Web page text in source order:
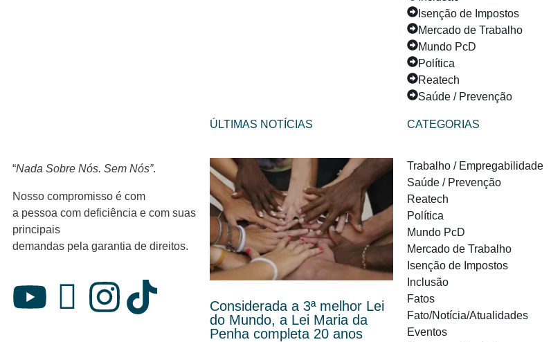
Isenção de Impostos
Mercado de Trabalho
Mundo PcD
Política
Reatech
Saúde / Prevenção
“Nada Sobre Nós. Sem Nós”.
Nosso compromisso é com
a pessoa com deficiência e com suas
principais
demandas pela garantia de direitos.
ÚLTIMAS NOTÍCIAS
Considerada a 3ª melhor Lei
do Mundo, a Lei Maria da
Penha completa 20 anos
CATEGORIAS
Trabalho / Empregabilidade
Saúde / Prevenção
Reatech
Política
Mundo PcD
Mercado de Trabalho
Isenção de Impostos
Inclusão
Fatos
Fato/Notícia/Atualidades
Eventos